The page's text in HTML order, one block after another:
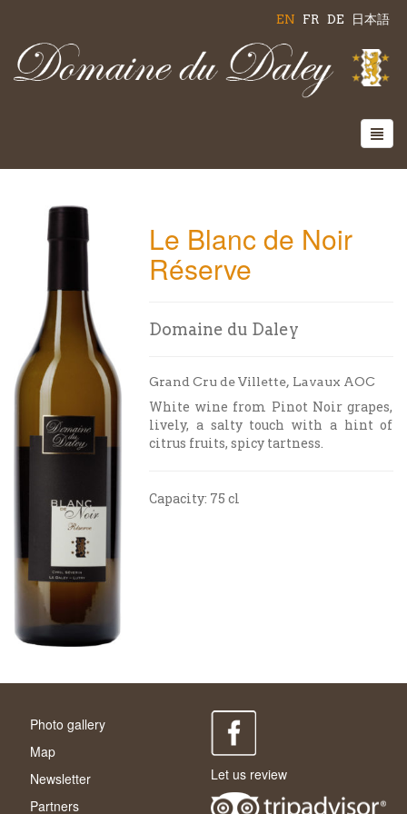
EN FR DE 日本語
Le Blanc de Noir
Réserve
Domaine du Daley
Grand Cru de Villette, Lavaux AOC
White wine from Pinot Noir grapes,
lively, a salty touch with a hint of
citrus fruits, spicy tartness.
Capacity: 75 cl
Photo gallery
Map
Newsletter
Partners
Let us review